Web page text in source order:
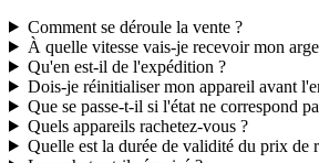
Comment se déroule la vente ?
À quelle vitesse vais-je recevoir mon
Qu'en est-il de l'expédition ?
Dois-je réinitialiser mon appareil avant
Que se passe-t-il si l'état ne correspond
Quels appareils rachetez-vous ?
Quelle est la durée de validité du prix de